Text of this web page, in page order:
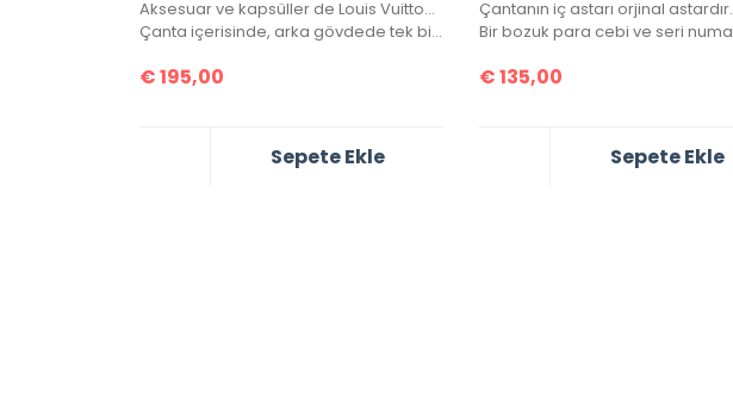
Aksesuar ve kapsüller de Louis Vuitton yazısı mevcuttur.
Çanta içerisinde, arka gövdede tek bir göz bulunmaktadır.
€195,00
Sepete Ekle
Çantanın iç astarı orjinal astardır.
€135,00
Sepete Ekle